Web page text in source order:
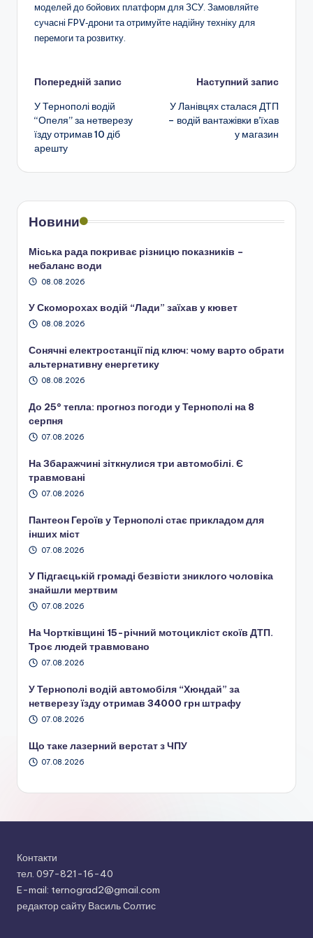
моделей до бойових платформ для ЗСУ. Замовляйте
сучасні FPV‑дрони та отримуйте надійну техніку для
перемоги та розвитку.
Навігація
по
запису
Попередній запис
У Тернополі водій
“Опеля” за нетверезу
їзду отримав 10 діб
арешту
Наступний запис
У Ланівцях сталася ДТП
– водій вантажівки в’їхав
у магазин
Новини
Міська рада покриває різницю показників –
небаланс води
08.08.2026
У Скоморохах водій “Лади” заїхав у кювет
08.08.2026
Сонячні електростанції під ключ: чому варто обрати
альтернативну енергетику
08.08.2026
До 25° тепла: прогноз погоди у Тернополі на 8
серпня
07.08.2026
На Збаражчині зіткнулися три автомобілі. Є
травмовані
07.08.2026
Пантеон Героїв у Тернополі стає прикладом для
інших міст
07.08.2026
У Підгаєцькій громаді безвісти зниклого чоловіка
знайшли мертвим
07.08.2026
На Чортківщині 15-річний мотоцикліст скоїв ДТП.
Троє людей травмовано
07.08.2026
У Тернополі водій автомобіля “Хюндай” за
нетверезу їзду отримав 34000 грн штрафу
07.08.2026
Що таке лазерний верстат з ЧПУ
07.08.2026
Контакти
тел. 097-821-16-40
E-mail: ternograd2@gmail.com
редактор сайту Василь Солтис